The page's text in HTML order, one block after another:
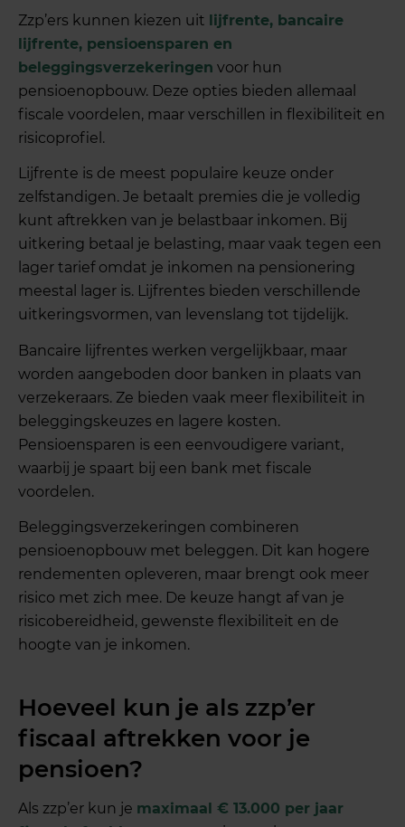
Zzp’ers kunnen kiezen uit lijfrente, bancaire
lijfrente, pensioensparen en
beleggingsverzekeringen voor hun
pensioenopbouw. Deze opties bieden allemaal
fiscale voordelen, maar verschillen in flexibiliteit en
risicoprofiel.
Lijfrente is de meest populaire keuze onder
zelfstandigen. Je betaalt premies die je volledig
kunt aftrekken van je belastbaar inkomen. Bij
uitkering betaal je belasting, maar vaak tegen een
lager tarief omdat je inkomen na pensionering
meestal lager is. Lijfrentes bieden verschillende
uitkeringsvormen, van levenslang tot tijdelijk.
Bancaire lijfrentes werken vergelijkbaar, maar
worden aangeboden door banken in plaats van
verzekeraars. Ze bieden vaak meer flexibiliteit in
beleggingskeuzes en lagere kosten.
Pensioensparen is een eenvoudigere variant,
waarbij je spaart bij een bank met fiscale
voordelen.
Beleggingsverzekeringen combineren
pensioenopbouw met beleggen. Dit kan hogere
rendementen opleveren, maar brengt ook meer
risico met zich mee. De keuze hangt af van je
risicobereidheid, gewenste flexibiliteit en de
hoogte van je inkomen.
Hoeveel kun je als zzp’er
fiscaal aftrekken voor je
pensioen?
Als zzp’er kun je maximaal € 13.000 per jaar